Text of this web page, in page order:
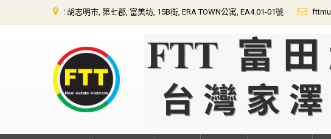
: 胡志明市, 第七郡, 富美坊, 15B街, ERA TOWN公寓, EA4.01-01號